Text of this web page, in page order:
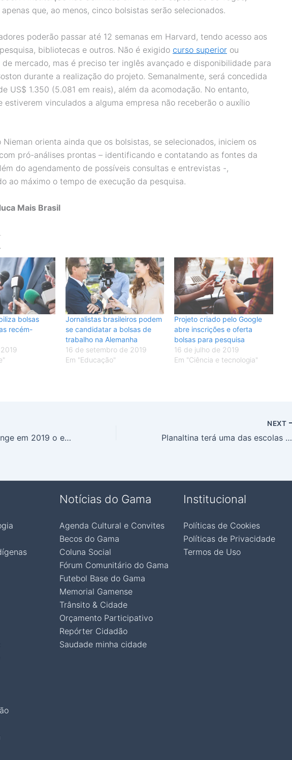
que, ao menos, cinco bolsistas serão selecionados.
poderão passar até 12 semanas em Harvard, tendo acesso aos
bibliotecas e outros. Não é exigido curso superior ou
de mercado, mas é preciso ter inglês avançado e disponibilidade para
durante a realização do projeto. Semanalmente, será concedida
US$ 1.350 (5.081 em reais), além da acomodação. No entanto,
estiverem vinculados a alguma empresa não receberão o auxílio
Nieman orienta ainda que os bolsistas, se selecionados, iniciem os
pró-análises prontas – identificando e contatando as fontes da
do agendamento de possíveis consultas e entrevistas -,
ao máximo o tempo de execução da pesquisa.
Mais Brasil
bolsas
recém-
Jornalistas brasileiros podem
se candidatar a bolsas de
trabalho na Alemanha
16 de setembro de 2019
Em "Educação"
Projeto criado pelo Google
abre inscrições e oferta
bolsas para pesquisa
16 de julho de 2019
Em "Ciência e tecnologia"
Planeta Terra atinge em 2019 o esgotamento de recursos naturais mais cedo da história
NEXT
Planaltina terá uma das escolas mais inovadoras do DF
Notícias do Gama
Agenda Cultural e Convites
Becos do Gama
Coluna Social
Fórum Comunitário do Gama
Futebol Base do Gama
Memorial Gamense
Trânsito & Cidade
Orçamento Participativo
Repórter Cidadão
Saudade minha cidade
Institucional
Políticas de Cookies
Políticas de Privacidade
Termos de Uso